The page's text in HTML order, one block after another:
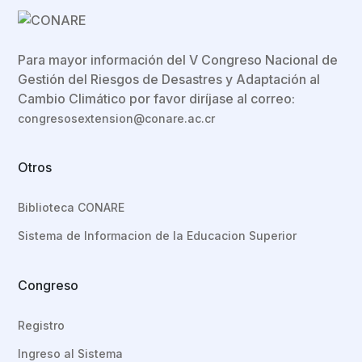
Para mayor información del V Congreso Nacional de
Gestión del Riesgos de Desastres y Adaptación al
Cambio Climático por favor diríjase al correo:
congresosextension@conare.ac.cr
Otros
Biblioteca CONARE
Sistema de Informacion de la Educacion Superior
Congreso
Registro
Ingreso al Sistema